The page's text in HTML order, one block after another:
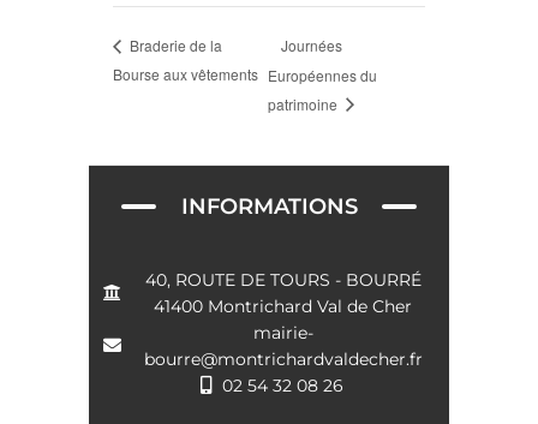
Braderie de la
Bourse aux vêtements
Journées
Européennes du
patrimoine
INFORMATIONS
40, ROUTE DE TOURS - BOURRÉ
41400 Montrichard Val de Cher
mairie-
bourre@montrichardvaldecher.fr
02 54 32 08 26